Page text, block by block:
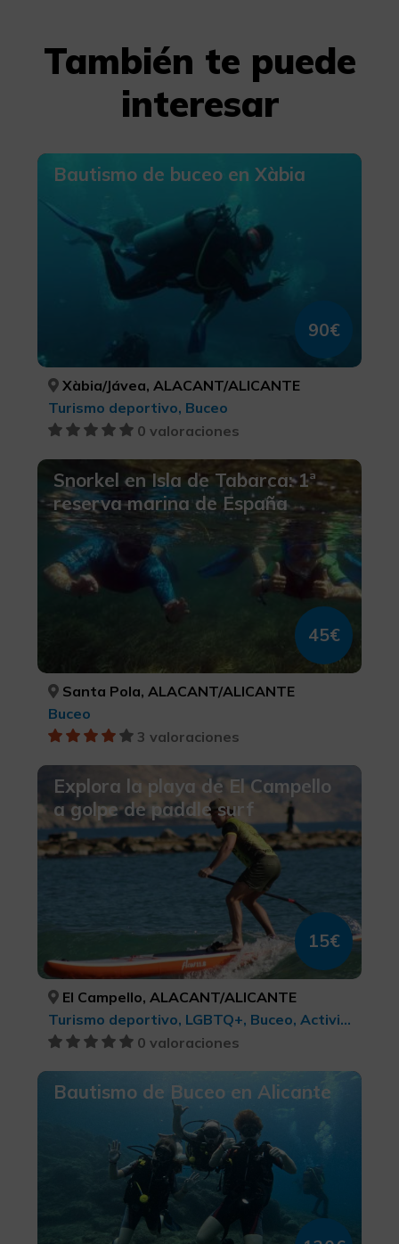
También te puede
interesar
Bautismo de buceo en Xàbia
90€
Xàbia/Jávea, ALACANT/ALICANTE
Turismo deportivo, Buceo
0 valoraciones
Snorkel en Isla de Tabarca: 1ª
reserva marina de España
45€
Santa Pola, ALACANT/ALICANTE
Buceo
3 valoraciones
Explora la playa de El Campello
a golpe de paddle surf
15€
El Campello, ALACANT/ALICANTE
Turismo deportivo, LGBTQ+, Buceo, Actividades náuticas
0 valoraciones
Bautismo de Buceo en Alicante